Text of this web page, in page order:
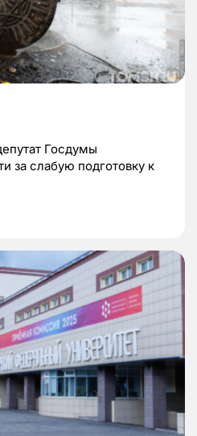
Госдумы
за слабую подготовку к